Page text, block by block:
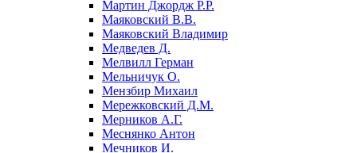
Мартин Джордж Р.Р.
Маяковский В.В.
Маяковский Владимир
Медведев Д.
Мелвилл Герман
Мельничук О.
Мензбир Михаил
Мережковский Д.М.
Мерников А.Г.
Меснянко Антон
Мечников И.